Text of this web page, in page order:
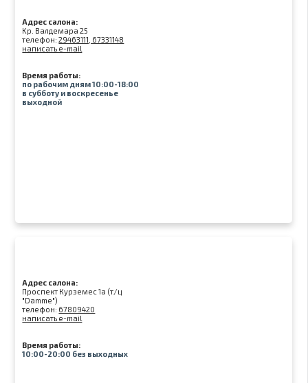
Адрес салона:
Kр. Валдемара 25
телефон:29463111, 67331148
написать e-mail
Время работы:
по рабочим дням 10:00-18:00
в субботу и воскресенье
выходной
Адрес салона:
Проспект Курземес 1а (т/ц
"Damme")
телефон: 67809420
написать e-mail
Время работы:
10:00-20:00 без выходных